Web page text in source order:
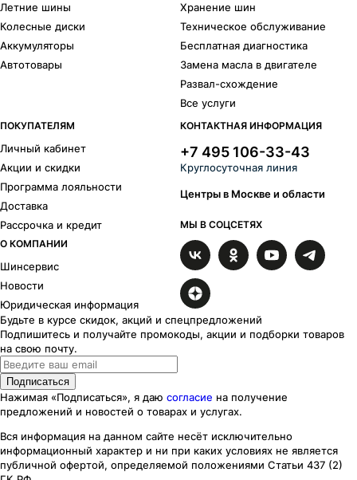
Летние шины
Колесные диски
Аккумуляторы
Автотовары
Хранение шин
Техническое обслуживание
Бесплатная диагностика
Замена масла в двигателе
Развал-схождение
Все услуги
ПОКУПАТЕЛЯМ
Личный кабинет
Акции и скидки
Программа лояльности
Доставка
Рассрочка и кредит
О КОМПАНИИ
Шинсервис
Новости
Юридическая информация
КОНТАКТНАЯ ИНФОРМАЦИЯ
+7 495 106-33-43
Круглосуточная линия
Центры в Москве и области
МЫ В СОЦСЕТЯХ
Будьте в курсе скидок, акций и спецпредложений
Подпишитесь и получайте промокоды, акции и подборки товаров
на свою почту.
Подписаться
Нажимая «Подписаться», я даю согласие на получение
предложений и новостей о товарах и услугах.
Вся информация на данном сайте несёт исключительно
информационный характер и ни при каких условиях не является
публичной офертой, определяемой положениями Статьи 437 (2)